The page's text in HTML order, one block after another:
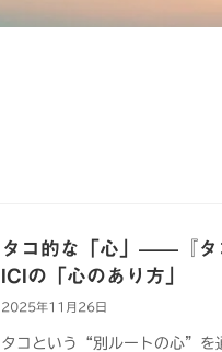
タコ的な「心」——『タ
ICIの「心のあり方」
2025年11月26日
タコという“別ルートの心”を